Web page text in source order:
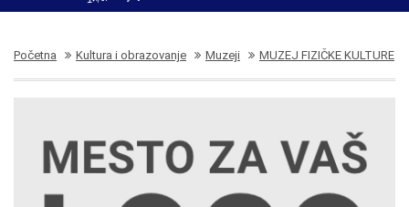
Početna Kultura i obrazovanje Muzeji MUZEJ FIZIČKE KULTURE